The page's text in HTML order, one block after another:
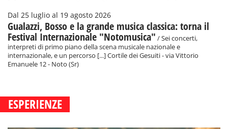
Dal 25 luglio al 19 agosto 2026
Gualazzi, Bosso e la grande musica classica: torna il
Festival Internazionale "Notomusica" / Sei concerti,
interpreti di primo piano della scena musicale nazionale e
internazionale, e un percorso [...] Cortile dei Gesuiti - via Vittorio
Emanuele 12 - Noto (Sr)
ESPERIENZE